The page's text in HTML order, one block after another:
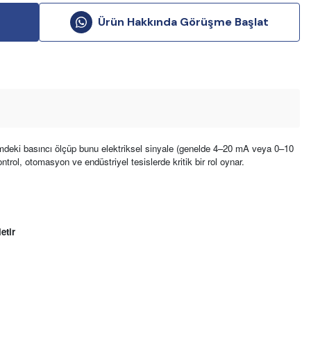
Ürün Hakkında Görüşme Başlat
basıncı ölçüp bunu elektriksel sinyale (genelde 4–20 mA veya 0–10
otomasyon ve endüstriyel tesislerde kritik bir rol oynar.